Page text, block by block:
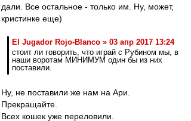
дали. Все остальное - только им. Ну, может,
кристинке еще)
El Jugador Rojo-Blanco » 03 апр 2017 13:24
стоит ли говорить, что играй с Рубином мы, в
наши воротам МИНИМУМ один бы из них
поставили.
Ну, не поставили же нам на Ари.
Прекращайте.
Всех кошек уже переловили.